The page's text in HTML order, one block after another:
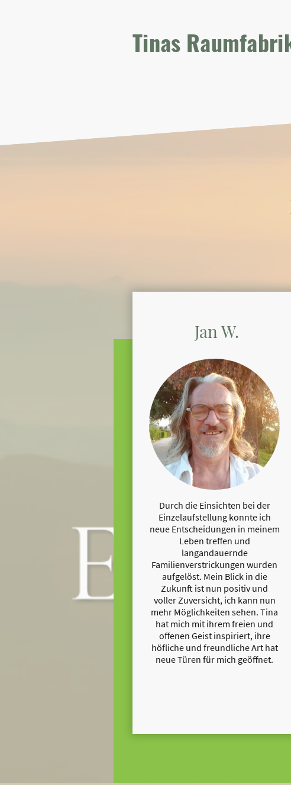
Tinas
Jan W.
Durch die Einsichten bei der
Einzelaufstellung konnte ich
neue Entscheidungen in meinem
Leben treffen und
langandauernde
Familienverstrickungen wurden
aufgelöst. Mein Blick in die
Zukunft ist nun positiv und
voller Zuversicht, ich kann nun
mehr Möglichkeiten sehen. Tina
hat mich mit ihrem freien und
offenen Geist inspiriert, ihre
höfliche und freundliche Art hat
neue Türen für mich geöffnet.